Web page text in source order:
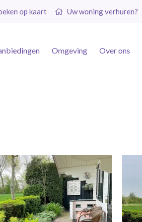
op kaart Uw woning verhuren?
Omgeving Over ons